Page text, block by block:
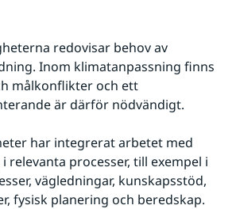
redovisar behov av
Inom klimatanpassning finns
målkonflikter och ett
är därför nödvändigt.
har integrerat arbetet med
relevanta processer, till exempel i
vägledningar, kunskapsstöd,
fysisk planering och beredskap.